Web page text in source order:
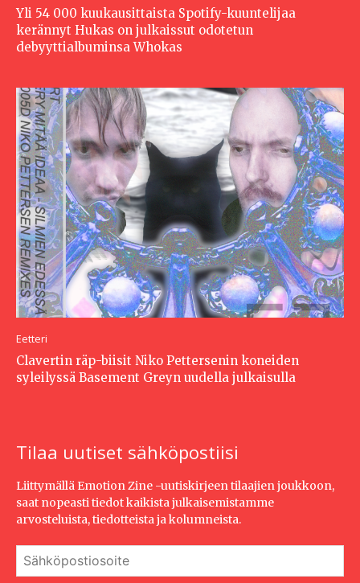
Yli 54 000 kuukausittaista Spotify-kuuntelijaa
kerännyt Hukas on julkaissut odotetun
debyyttialbuminsa Whokas
Eetteri
Clavertin räp-biisit Niko Pettersenin koneiden
syleilyssä Basement Greyn uudella julkaisulla
Tilaa uutiset sähköpostiisi
Liittymällä Emotion Zine -uutiskirjeen tilaajien joukkoon,
saat nopeasti tiedot kaikista julkaisemistamme
arvosteluista, tiedotteista ja kolumneista.